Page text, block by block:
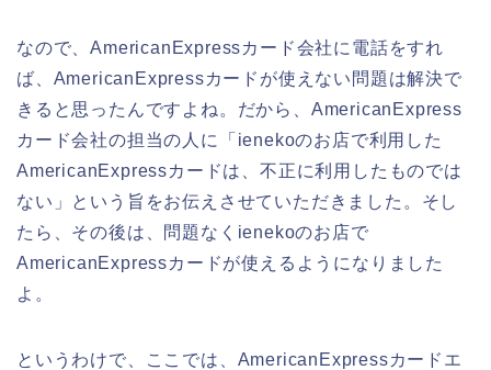
なので、AmericanExpressカード会社に電話をすれ
ば、AmericanExpressカードが使えない問題は解決で
きると思ったんですよね。だから、AmericanExpress
カード会社の担当の人に「ienekoのお店で利用した
AmericanExpressカードは、不正に利用したものでは
ない」という旨をお伝えさせていただきました。そし
たら、その後は、問題なくienekoのお店で
AmericanExpressカードが使えるようになりました
よ。
というわけで、ここでは、AmericanExpressカードエ